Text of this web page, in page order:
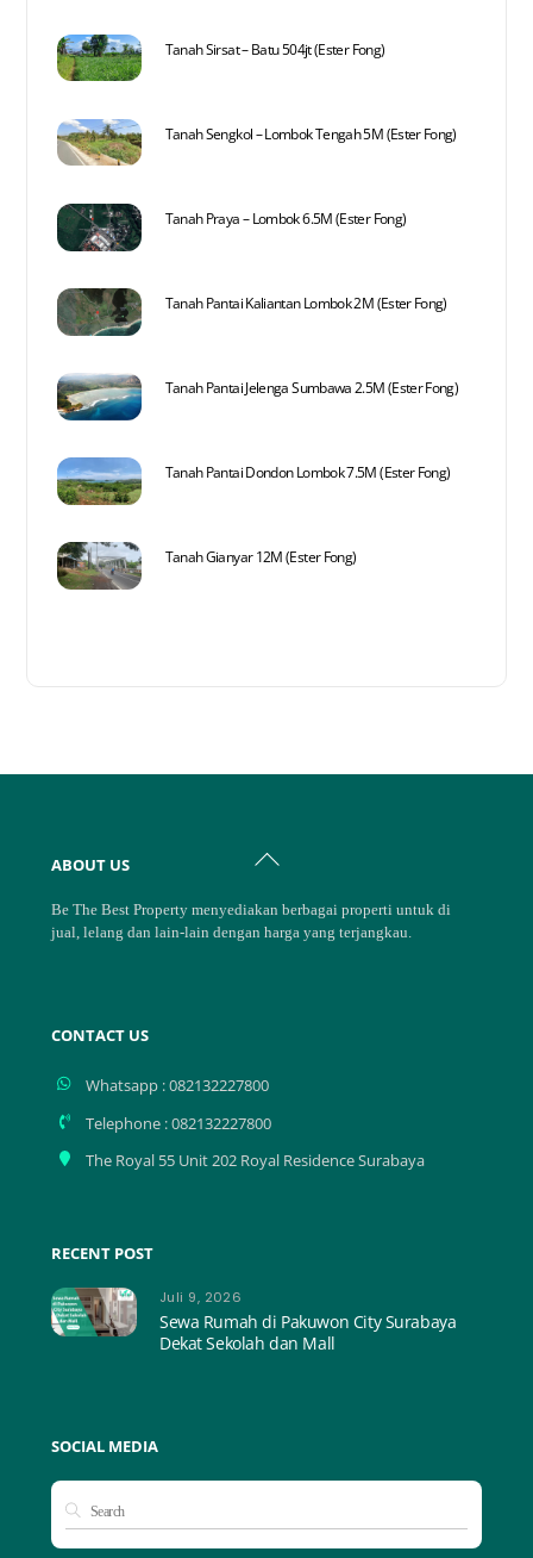
Tanah Sirsat – Batu 504jt (Ester Fong)
Tanah Sengkol – Lombok Tengah 5M (Ester Fong)
Tanah Praya – Lombok 6.5M (Ester Fong)
Tanah Pantai Kaliantan Lombok 2M (Ester Fong)
Tanah Pantai Jelenga Sumbawa 2.5M (Ester Fong)
Tanah Pantai Dondon Lombok 7.5M (Ester Fong)
Tanah Gianyar 12M (Ester Fong)
To
ABOUT US
Be The Best Property menyediakan berbagai properti untuk di
jual, lelang dan lain-lain dengan harga yang terjangkau.
CONTACT US
Whatsapp : 082132227800
Telephone : 082132227800
The Royal 55 Unit 202 Royal Residence Surabaya
RECENT POST
Juli 9, 2026
Sewa Rumah di Pakuwon City Surabaya
Dekat Sekolah dan Mall
SOCIAL MEDIA